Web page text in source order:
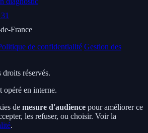
France
de confidentialité Gestion des
réservés.
opéré en interne.
de mesure d'audience pour améliorer ce
les refuser, ou choisir. Voir la
.